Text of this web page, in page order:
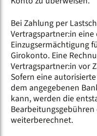
Bei Zahlung per
Vertragspartner:in eine
Einzugsermächtigung
Girokonto. Eine
Vertragspartner:in vor
Sofern eine
dem angegebenen
kann, werden die
weiterberechnet.